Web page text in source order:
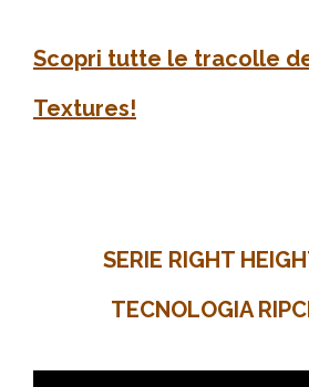
Scopri tutte le tracolle
Textures!
SERIE RIGHT
TECNOLOGIA